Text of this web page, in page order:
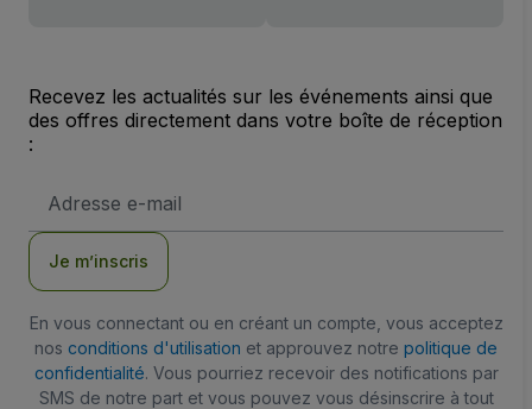
Recevez les actualités sur les événements ainsi que
des offres directement dans votre boîte de réception
:
e-
Je m’inscris
En vous connectant ou en créant un compte, vous acceptez
nos conditions d'utilisation et approuvez notre politique de
confidentialité. Vous pourriez recevoir des notifications par
SMS de notre part et vous pouvez vous désinscrire à tout